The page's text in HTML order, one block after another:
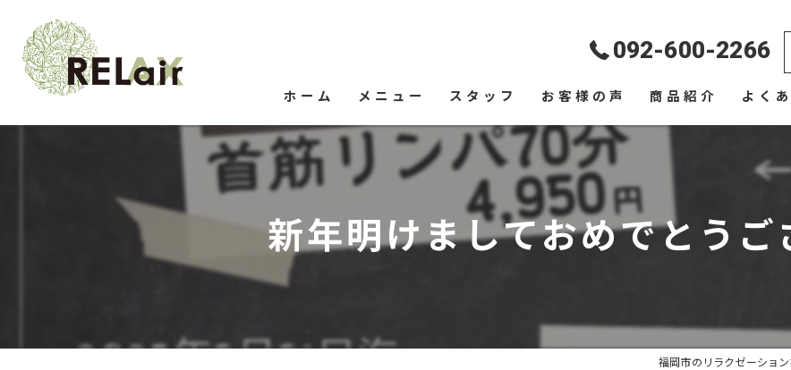
092-600-2266
ホーム メニュー スタッフ お客様の声 商品紹介 よく
新年明けましておめでとうご
福岡市のリラクゼーション